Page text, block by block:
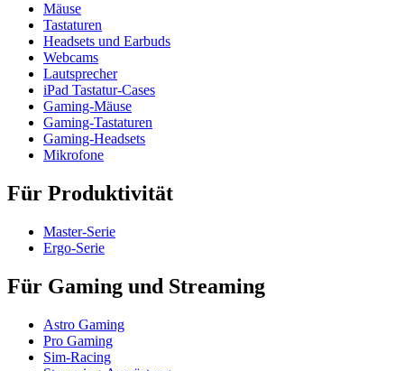
Mäuse
Tastaturen
Headsets und Earbuds
Webcams
Lautsprecher
iPad Tastatur-Cases
Gaming-Mäuse
Gaming-Tastaturen
Gaming-Headsets
Mikrofone
Für Produktivität
Master-Serie
Ergo-Serie
Für Gaming und Streaming
Astro Gaming
Pro Gaming
Sim-Racing